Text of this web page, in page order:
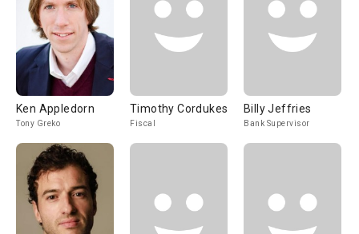
Ken Appledorn
Tony Greko
Timothy Cordukes
Fiscal
Billy Jeffries
Bank Supervisor